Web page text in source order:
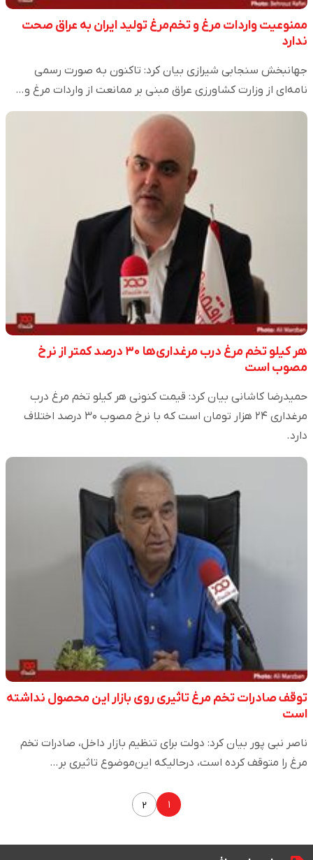
ممنوعیت واردات مرغ و تخم‌مرغ تولید ایران به عراق صحت
ندارد
جهانبخش سنجابی شیرازی بیان کرد: تاکنون به‌ صورت رسمی
نامه‌ای از وزارت کشاورزی عراق مبنی بر ممانعت از واردات مرغ و…
هر کیلو تخم مرغ درب مرغداری‌ها ۳۰ درصد کمتر از نرخ
مصوب است
حمیدرضا کاشانی بیان کرد: قیمت کنونی هر کیلو تخم مرغ درب
مرغداری ۲۴ هزار تومان است که با نرخ مصوب ۳۰ درصد اختلاف
دارد.
توقف صادرات تخم مرغ تاثیری روی بازار این محصول نداشته
است
ناصر نبی پور بیان کرد: دولت برای تنظیم بازار داخل، صادرات تخم
مرغ را متوقف کرده است، درحالیکه این‌موضوع تاثیری بر…
۱ ۲